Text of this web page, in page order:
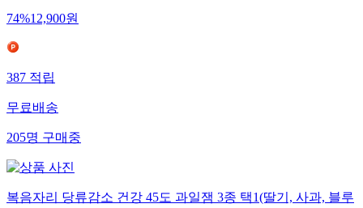
74%12,900원
387적립
무료배송
205명구매중
복음자리 당류감소 건강 45도 과일잼 3종 택1(딸기, 사과, 블루